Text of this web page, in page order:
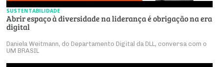
SUSTENTABILIDADE
Abrir espaço à diversidade na liderança é obrigação na era
digital
Daniela Weitmann, do Departamento Digital da DLL, conversa com o
UM BRASIL